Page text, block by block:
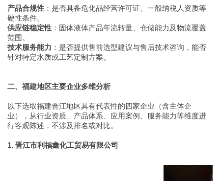
产品合规性 ：是否具备危化品经营许可证、一般纳税人资质等
硬性条件。
供应链稳定性 ：固体液体产品年流转量、仓储能力及物流覆盖
范围。
技术服务能力 ：是否提供售前选型建议与售后技术咨询，能否
针对特定水质或工艺定制方案。
二、福建地区主要企业多维分析
以下选取福建晋江地区具有代表性的四家企业（含主体企
业），从行业资质、产品体系、应用案例、服务能力等维度进
行客观陈述，不涉及排名或对比。
1. 晋江市利福鑫化工贸易有限公司